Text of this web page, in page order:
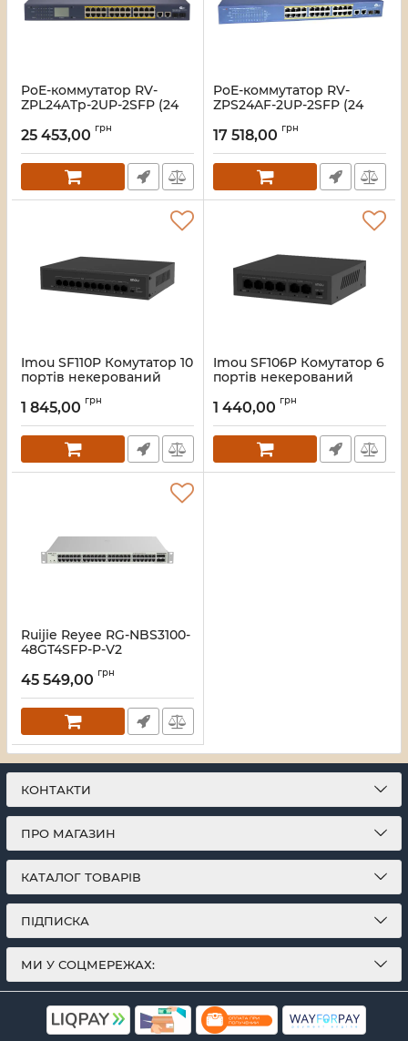
PoE-коммутатор RV-
ZPL24ATp-2UP-2SFP (24
повышенной мощности,
Артикул:A000281
25 453,00 грн
PoE-коммутатор RV-
ZPS24AF-2UP-2SFP (24
Артикул:A000280
17 518,00 грн
Imou SF110P Комутатор 10
портів некерований
1 845,00 грн
Imou SF106P Комутатор 6
портів некерований
1 440,00 грн
Ruijie Reyee RG-NBS3100-
48GT4SFP-P-V2
керований
Артикул:16_119674
45 549,00 грн
КОНТАКТИ
ПРО МАГАЗИН
КАТАЛОГ ТОВАРІВ
ПІДПИСКА
МИ У СОЦМЕРЕЖАХ: